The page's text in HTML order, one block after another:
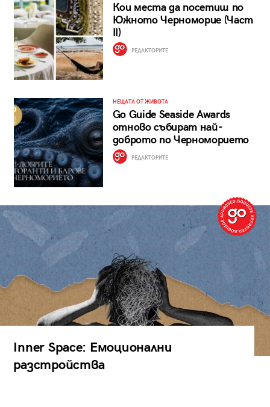
Кои места да посетиш по
Южното Черноморие (Част
II)
РЕДАКТОРИТЕ
НЕЩАТА ОТ ЖИВОТА
Go Guide Seaside Awards
отново събират най-
доброто по Черноморието
РЕДАКТОРИТЕ
Inner Space: Емоционални
разстройства